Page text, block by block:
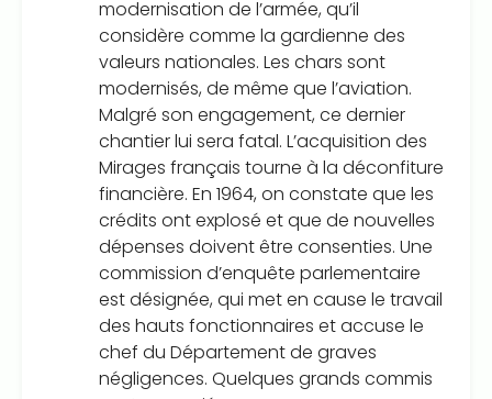
modernisation de l’armée, qu’il
considère comme la gardienne des
valeurs nationales. Les chars sont
modernisés, de même que l’aviation.
Malgré son engagement, ce dernier
chantier lui sera fatal. L’acquisition des
Mirages français tourne à la déconfiture
financière. En 1964, on constate que les
crédits ont explosé et que de nouvelles
dépenses doivent être consenties. Une
commission d’enquête parlementaire
est désignée, qui met en cause le travail
des hauts fonctionnaires et accuse le
chef du Département de graves
négligences. Quelques grands commis